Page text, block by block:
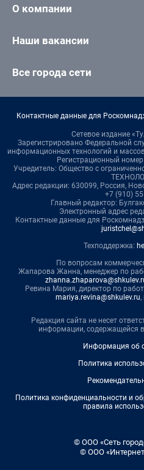
О компании
Наши вакансии
Все города сети
Контактные данные для
Сетевое издание
Зарегистрировано Федеральной
информационных технологий и
Регистрационный
Учредитель: Общество с
Адрес редакции: 630099, Россия,
+7 (910)
Главный редактор:
Электронный адрес
Контактные данные для
Техподдержка:
По вопросам
Жапарова Жанна, менеджер по
Ревина Мария, директор по
mariya.revina@shkulev.ru,
Редакция сайта не несет
информации, содержащейся
Информация об
Политика
Политика конфиденциальности и
правила
© ООО «Сеть
© ООО